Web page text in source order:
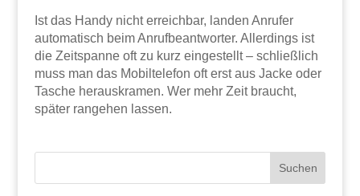
Ist das Handy nicht erreichbar, landen Anrufer
automatisch beim Anrufbeantworter. Allerdings ist
die Zeitspanne oft zu kurz eingestellt – schließlich
muss man das Mobiltelefon oft erst aus Jacke oder
Tasche herauskramen. Wer mehr Zeit braucht,
später rangehen lassen.